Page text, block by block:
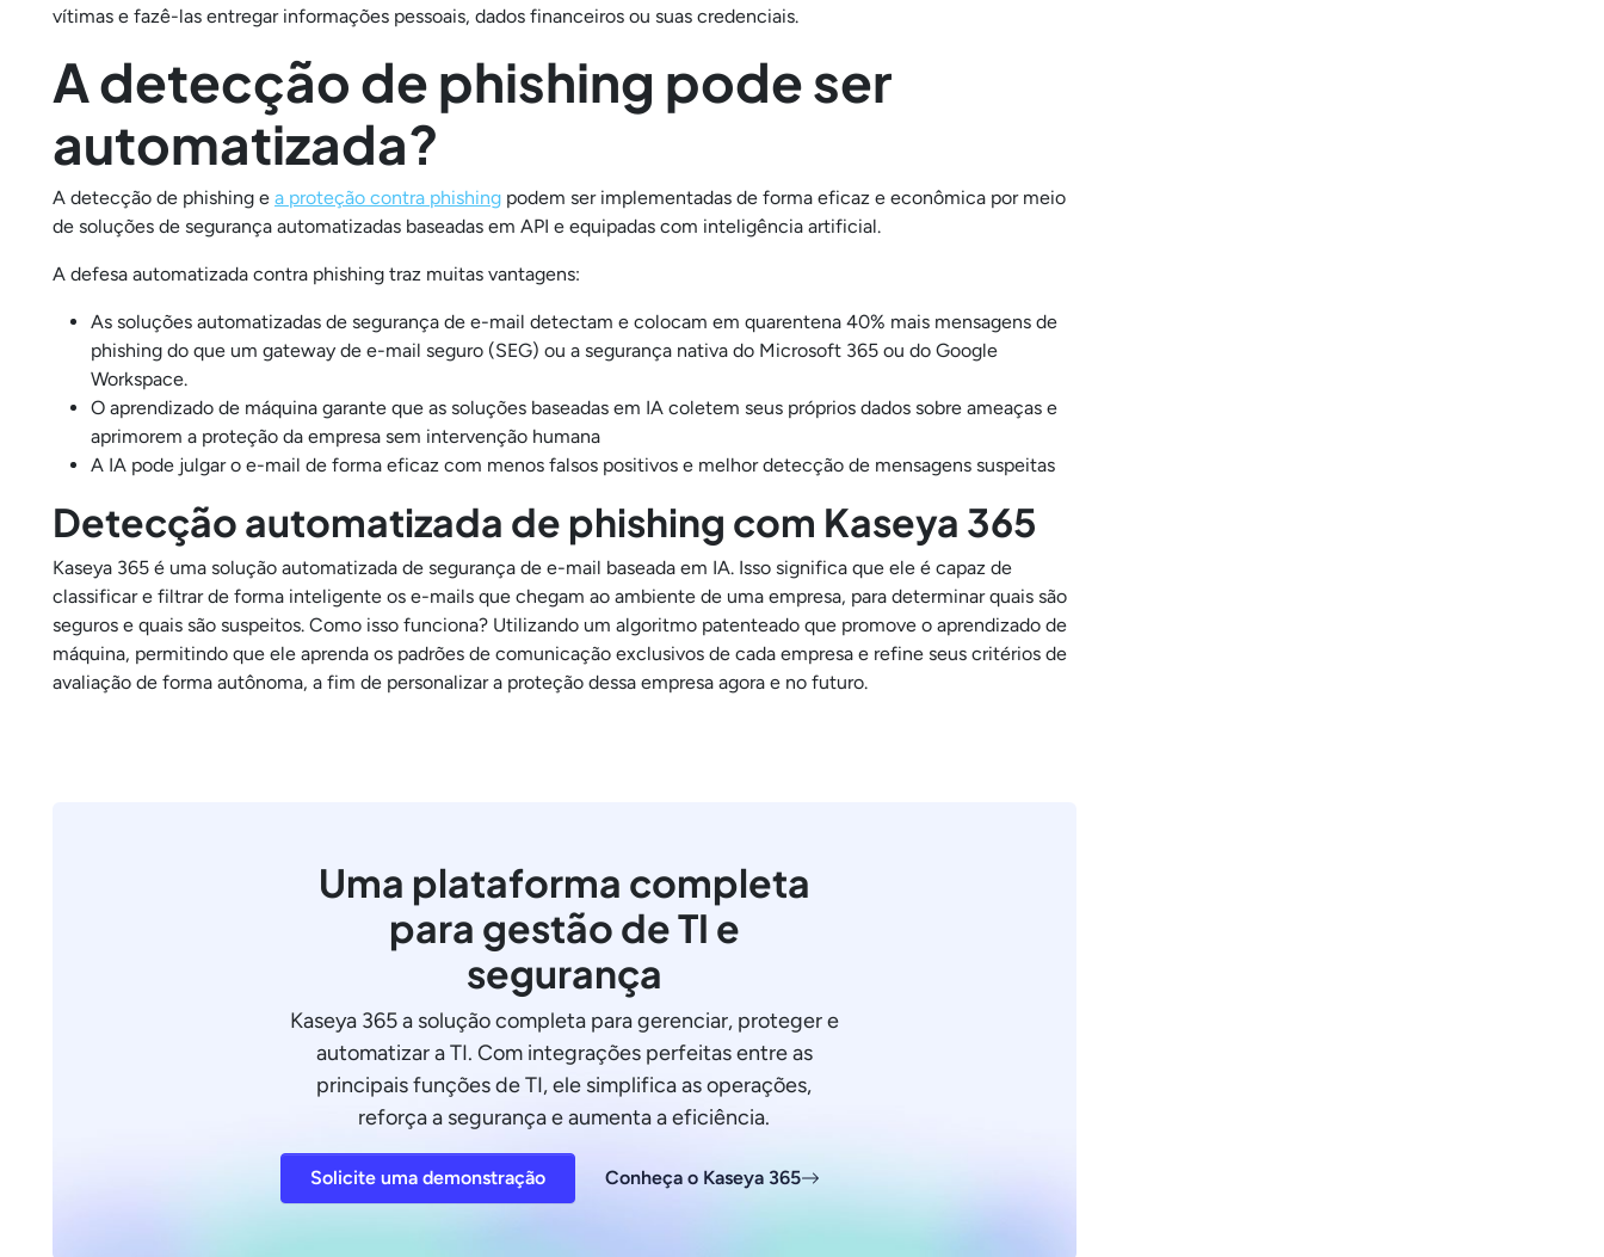
vítimas e fazê-las entregar informações pessoais, dados financeiros ou suas credenciais.
A detecção de phishing pode ser
automatizada?
A detecção de phishing e a proteção contra phishing podem ser implementadas de forma eficaz e econômica por meio
de soluções de segurança automatizadas baseadas em API e equipadas com inteligência artificial.
A defesa automatizada contra phishing traz muitas vantagens:
As soluções automatizadas de segurança de e-mail detectam e colocam em quarentena 40% mais mensagens de
phishing do que um gateway de e-mail seguro (SEG) ou a segurança nativa do Microsoft 365 ou do Google
Workspace.
O aprendizado de máquina garante que as soluções baseadas em IA coletem seus próprios dados sobre ameaças e
aprimorem a proteção da empresa sem intervenção humana
A IA pode julgar o e-mail de forma eficaz com menos falsos positivos e melhor detecção de mensagens suspeitas
Detecção automatizada de phishing com Kaseya 365
Kaseya 365 é uma solução automatizada de segurança de e-mail baseada em IA. Isso significa que ele é capaz de
classificar e filtrar de forma inteligente os e-mails que chegam ao ambiente de uma empresa, para determinar quais são
seguros e quais são suspeitos. Como isso funciona? Utilizando um algoritmo patenteado que promove o aprendizado de
máquina, permitindo que ele aprenda os padrões de comunicação exclusivos de cada empresa e refine seus critérios de
avaliação de forma autônoma, a fim de personalizar a proteção dessa empresa agora e no futuro.
Uma plataforma completa
para gestão de TI e
segurança
Kaseya 365 a solução completa para gerenciar, proteger e
automatizar a TI. Com integrações perfeitas entre as
principais funções de TI, ele simplifica as operações,
reforça a segurança e aumenta a eficiência.
Solicite uma demonstração Conheça o Kaseya 365